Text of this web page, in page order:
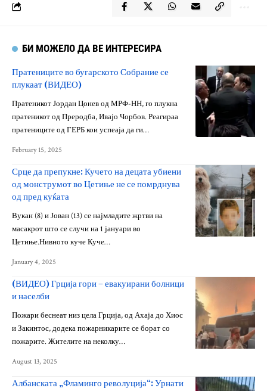
БИ МОЖЕЛО ДА ВЕ ИНТЕРЕСИРА
Пратениците во бугарското Собрание се
плукаат (ВИДЕО)
Пратеникот Јордан Цонев од МРФ-НН, го плукна
пратеникот од Преродба, Ивајо Чорбов. Реагираа
пратениците од ГЕРБ кои успеаја да ги…
February 15, 2025
Срце да препукне: Кучето на децата убиени
од монструмот во Цетиње не се помрднува
од пред куќата
Вукан (8) и Јован (13) се најмладите жртви на
масакрот што се случи на 1 јануари во
Цетиње.Нивното куче Куче…
January 4, 2025
(ВИДЕО) Грција гори – евакуирани болници
и населби
Пожари беснеат низ цела Грција, од Ахаја до Хиос
и Закинтос, додека пожарникарите се борат со
пожарите. Жителите на неколку…
August 13, 2025
Албанската „Фламинго револуција“: Урнати